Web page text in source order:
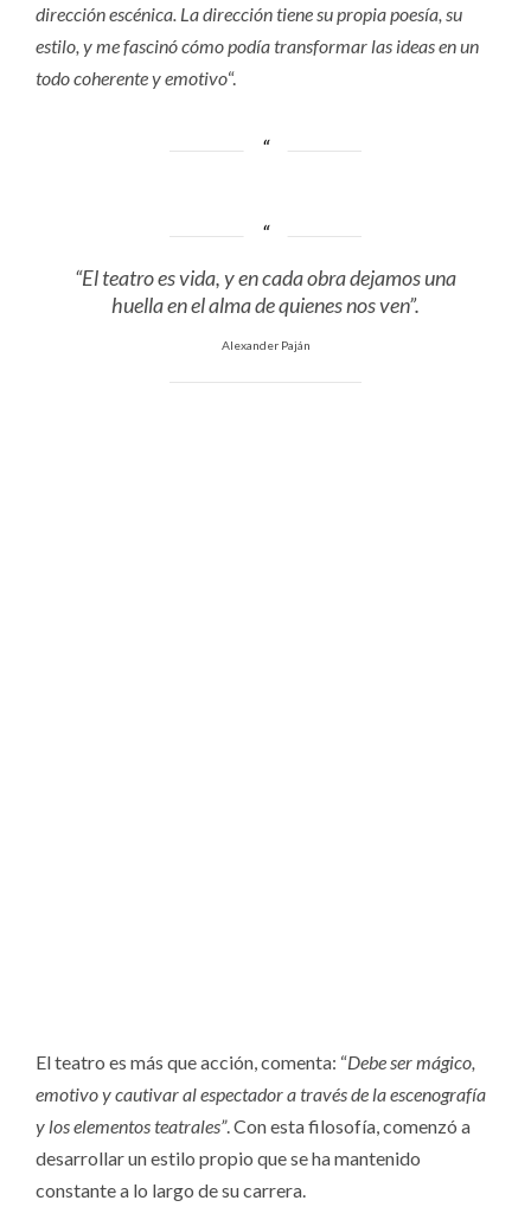
dirección escénica. La dirección tiene su propia poesía, su
estilo, y me fascinó cómo podía transformar las ideas en un
todo coherente y emotivo“.
“El teatro es vida, y en cada obra dejamos una
huella en el alma de quienes nos ven”.
Alexander Paján
El teatro es más que acción, comenta: “Debe ser mágico,
emotivo y cautivar al espectador a través de la escenografía
y los elementos teatrales”. Con esta filosofía, comenzó a
desarrollar un estilo propio que se ha mantenido
constante a lo largo de su carrera.